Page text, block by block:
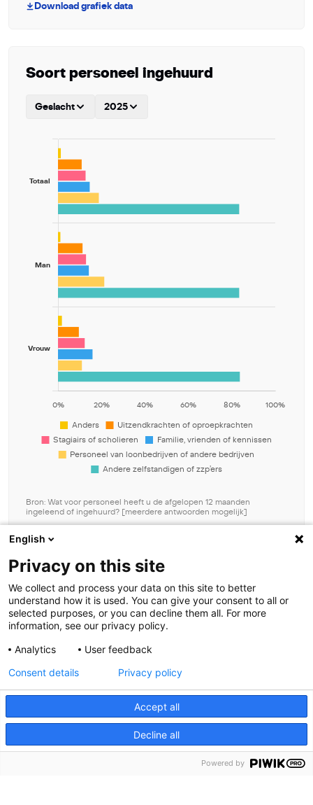
Om de beste ervaringen te bieden, gebruiken wij technologieën zoals
cookies om informatie over je apparaat op te slaan en/of te raadplegen.
Door in te stemmen met deze technologieën kunnen wij gegevens zoals
surfgedrag of unieke ID's op deze site verwerken. Als je geen toestemming
geeft of uw toestemming intrekt, kan dit een nadelige invloed hebben op
Accepteren
Weiger
Bekijk voorkeuren
Download grafiek data
Soort personeel ingehuurd
Geslacht 2025
Bron: Wat voor personeel heeft u de afgelopen 12 maanden
ingeleend of ingehuurd? [meerdere antwoorden mogelijk]
Contact
Cookies
Toegankelijkheid
Privacy statement
English
Privacy on this site
We collect and process your data on this site to better
understand how it is used. You can give your consent to all or
selected purposes, or you can decline them all. For more
information, see our privacy policy.
Analytics
User feedback
Accept all
Decline all
Consent details Privacy policy
Powered by